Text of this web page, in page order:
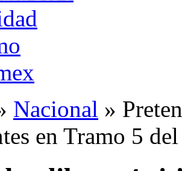
Nacional »
en Tramo 5